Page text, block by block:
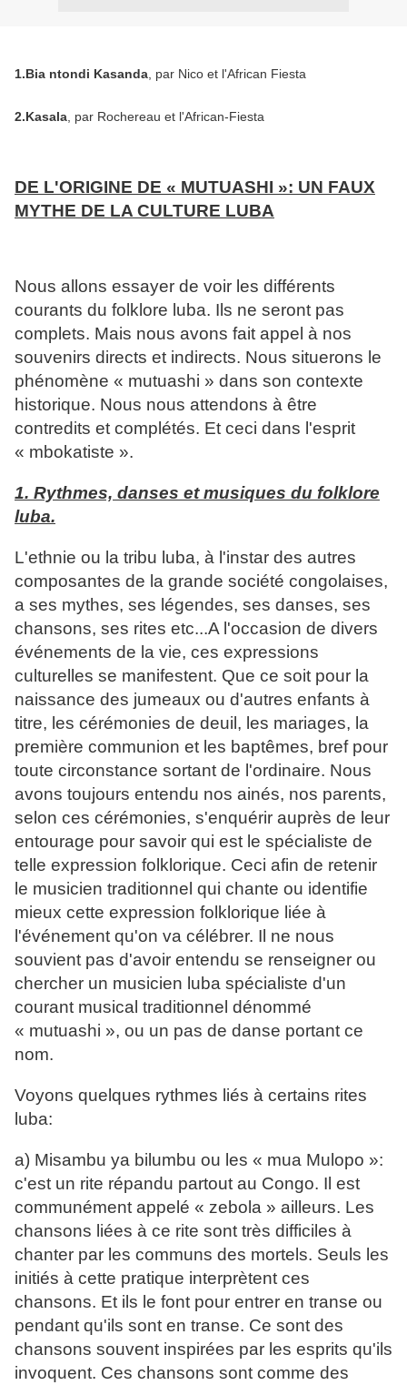
1.Bia ntondi Kasanda , par Nico et l'African Fiesta
2.Kasala , par Rochereau et l'African-Fiesta
DE L'ORIGINE DE « MUTUASHI »: UN FAUX
MYTHE DE LA CULTURE LUBA
Nous allons essayer de voir les différents
courants du folklore luba. Ils ne seront pas
complets. Mais nous avons fait appel à nos
souvenirs directs et indirects. Nous situerons le
phénomène « mutuashi » dans son contexte
historique. Nous nous attendons à être
contredits et complétés. Et ceci dans l'esprit
« mbokatiste ».
1. Rythmes, danses et musiques du folklore
luba.
L'ethnie ou la tribu luba, à l'instar des autres
composantes de la grande société congolaises,
a ses mythes, ses légendes, ses danses, ses
chansons, ses rites etc...A l'occasion de divers
événements de la vie, ces expressions
culturelles se manifestent. Que ce soit pour la
naissance des jumeaux ou d'autres enfants à
titre, les cérémonies de deuil, les mariages, la
première communion et les baptêmes, bref pour
toute circonstance sortant de l'ordinaire. Nous
avons toujours entendu nos ainés, nos parents,
selon ces cérémonies, s'enquérir auprès de leur
entourage pour savoir qui est le spécialiste de
telle expression folklorique. Ceci afin de retenir
le musicien traditionnel qui chante ou identifie
mieux cette expression folklorique liée à
l'événement qu'on va célébrer. Il ne nous
souvient pas d'avoir entendu se renseigner ou
chercher un musicien luba spécialiste d'un
courant musical traditionnel dénommé
« mutuashi », ou un pas de danse portant ce
nom.
Voyons quelques rythmes liés à certains rites
luba:
a) Misambu ya bilumbu ou les « mua Mulopo »:
c'est un rite répandu partout au Congo. Il est
communément appelé « zebola » ailleurs. Les
chansons liées à ce rite sont très difficiles à
chanter par les communs des mortels. Seuls les
initiés à cette pratique interprètent ces
chansons. Et ils le font pour entrer en transe ou
pendant qu'ils sont en transe. Ce sont des
chansons souvent inspirées par les esprits qu'ils
invoquent. Ces chansons sont comme des